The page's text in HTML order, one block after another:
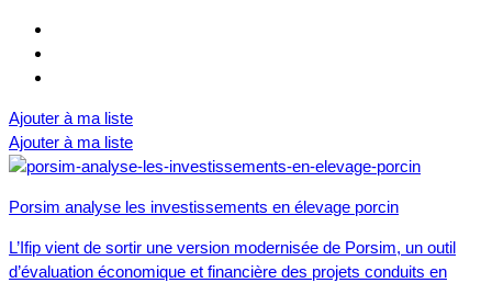
Ajouter à ma liste
Ajouter à ma liste
Porsim analyse les investissements en élevage porcin
L’Ifip vient de sortir une version modernisée de Porsim, un outil
d’évaluation économique et financière des projets conduits en